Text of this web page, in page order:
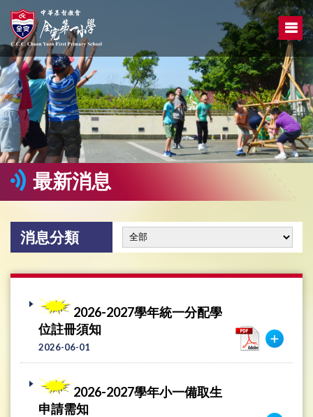
最新消息
消息分類
2026-2027學年統一分配學
位註冊須知
2026-06-01
2026-2027學年小一備取生
申請需知